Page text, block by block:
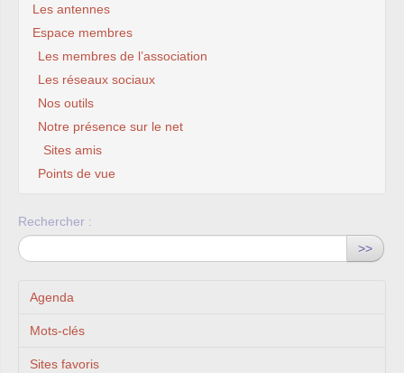
Les antennes
Espace membres
Les membres de l’association
Les réseaux sociaux
Nos outils
Notre présence sur le net
Sites amis
Points de vue
Rechercher :
>>
Agenda
Mots-clés
Sites favoris